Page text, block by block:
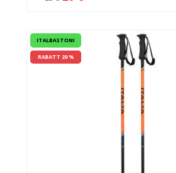
ITALBASTONI
RABATT 20 %